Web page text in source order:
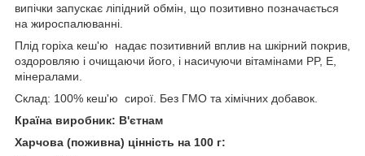
випічки запускає ліпідний обмін, що позитивно позначається
на жироспалюванні.
Плід горіха кеш'ю надає позитивний вплив на шкірний покрив,
оздоровляю і очищаючи його, і насичуючи вітамінами PP, E,
мінералами.
Склад: 100% кеш'ю сирої. Без ГМО та хімічних добавок.
Країна виробник: В'єтнам
Харчова (поживна) цінність на 100 г: